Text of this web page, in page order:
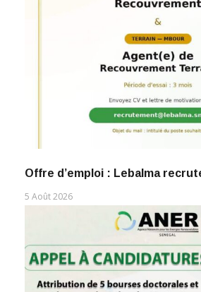
Offre d’emploi : Lebalma
5 Août 2026